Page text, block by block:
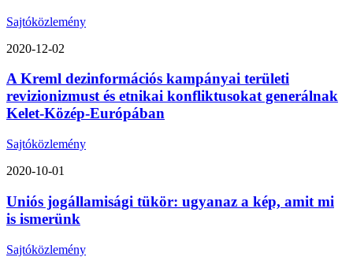
Sajtóközlemény
2020-12-02
A Kreml dezinformációs kampányai területi
revizionizmust és etnikai konfliktusokat generálnak
Kelet-Közép-Európában
Sajtóközlemény
2020-10-01
Uniós jogállamisági tükör: ugyanaz a kép, amit mi
is ismerünk
Sajtóközlemény